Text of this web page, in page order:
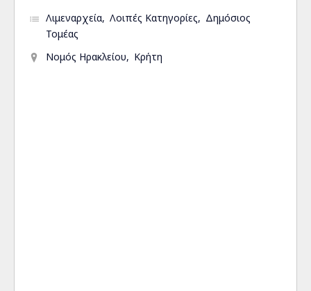
Λιμεναρχεία Λοιπές Κατηγορίες
Δημόσιος
Τομέας
Νομός Ηρακλείου
Κρήτη